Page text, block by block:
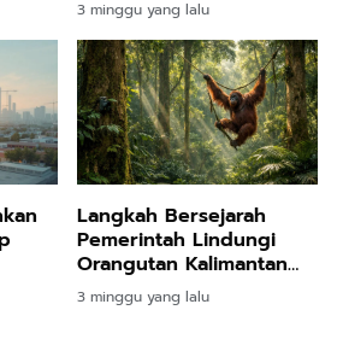
Waspada Krisis Air
3 minggu yang lalu
Langkah Bersejarah
Pemerintah Lindungi
Orangutan Kalimantan
Lewat Preservasi 87 Ribu
Hektare
3 minggu yang lalu